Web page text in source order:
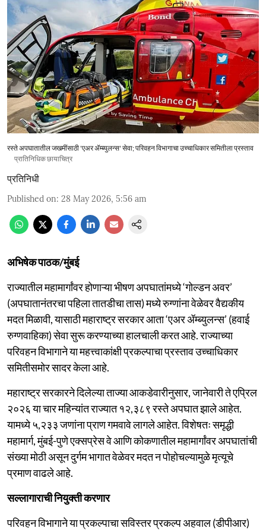
रस्ते अपघातातील जखमींसाठी 'एअर ॲम्ब्युलन्स' सेवा; परिवहन विभागाचा उच्चाधिकार समितीला प्रस्ताव
प्रातिनिधिक छायाचित्र
प्रतिनिधी
Published on: 28 May 2026, 5:56 am
अभिषेक पाठक/मुंबई
राज्यातील महामार्गांवर होणाऱ्या भीषण अपघातांमध्ये ‘गोल्डन अवर’
(अपघातानंतरचा पहिला तातडीचा तास) मध्ये रुग्णांना वेळेवर वैद्यकीय
मदत मिळावी, यासाठी महाराष्ट्र सरकार आता ‘एअर ॲम्ब्युलन्स’ (हवाई
रुग्णवाहिका) सेवा सुरू करण्याच्या हालचाली करत आहे. राज्याच्या
परिवहन विभागाने या महत्त्वाकांक्षी प्रकल्पाचा प्रस्ताव उच्चाधिकार
समितीसमोर सादर केला आहे.
महाराष्ट्र सरकारने दिलेल्या ताज्या आकडेवारीनुसार, जानेवारी ते एप्रिल
२०२६ या चार महिन्यांत राज्यात १२,३८९ रस्ते अपघात झाले आहेत.
यामध्ये ५,२३३ जणांना प्राण गमवावे लागले आहेत. विशेषतः समृद्धी
महामार्ग, मुंबई-पुणे एक्सप्रेस वे आणि कोकणातील महामार्गांवर अपघातांची
संख्या मोठी असून दुर्गम भागात वेळेवर मदत न पोहोचल्यामुळे मृत्यूचे
प्रमाण वाढले आहे.
सल्लागाराची नियुक्ती करणार
परिवहन विभागाने या प्रकल्पाचा सविस्तर प्रकल्प अहवाल (डीपीआर)